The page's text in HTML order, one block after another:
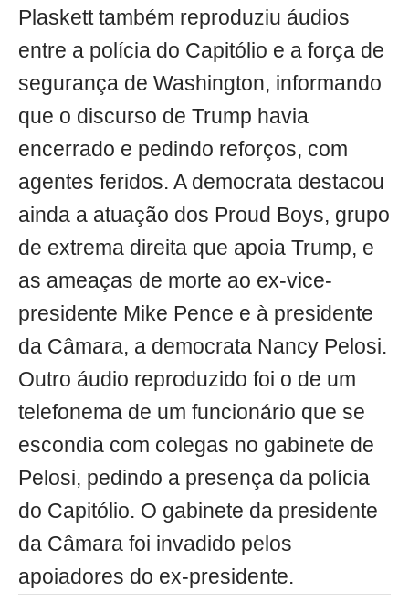
Plaskett também reproduziu áudios
entre a polícia do Capitólio e a força de
segurança de Washington, informando
que o discurso de Trump havia
encerrado e pedindo reforços, com
agentes feridos. A democrata destacou
ainda a atuação dos Proud Boys, grupo
de extrema direita que apoia Trump, e
as ameaças de morte ao ex-vice-
presidente Mike Pence e à presidente
da Câmara, a democrata Nancy Pelosi.
Outro áudio reproduzido foi o de um
telefonema de um funcionário que se
escondia com colegas no gabinete de
Pelosi, pedindo a presença da polícia
do Capitólio. O gabinete da presidente
da Câmara foi invadido pelos
apoiadores do ex-presidente.